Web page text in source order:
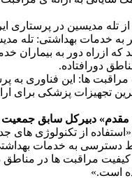
از تله مدیسین در پرستاری
به خدمات بهداشتی: تله
که ازراه دور به
دورافتاده.
مراقبت ها: این فناوری به
تجهیزات پزشکی برای
دبیرکل سابق جمعیت
از تکنولوژی های
دسترسی به خدمات بهداشتی
کیفیت مراقبت ها در مناطق
است.»